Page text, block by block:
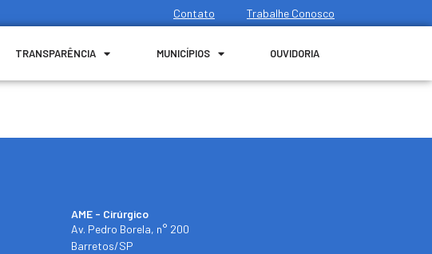
Contato Trabalhe Conosco
TRANSPARÊNCIA MUNICÍPIOS OUVIDORIA
AME - Cirúrgico
Av. Pedro Borela, n° 200
Barretos/SP